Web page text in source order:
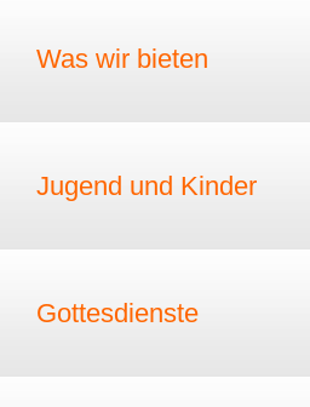
Was wir bieten
Jugend und Kinder
Gottesdienste